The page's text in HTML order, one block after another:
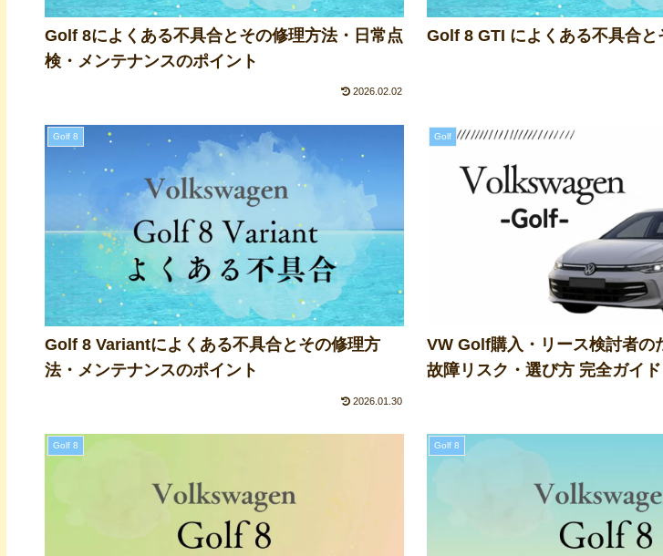
Golf 8によくある不具合とその修理方法・日常点
検・メンテナンスのポイント
2026.02.02
Golf 8 GTI によくある不具合と
Golf 8
Golf 8 Variantによくある不具合とその修理方
法・メンテナンスのポイント
2026.01.30
Golf
VW Golf購入・リース検討者の
故障リスク・選び方 完全ガイド
Golf 8 Golf 8